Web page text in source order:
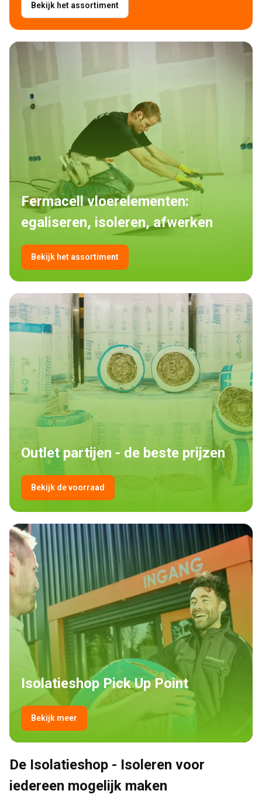
Bekijk het assortiment
Fermacell vloerelementen:
egaliseren, isoleren, afwerken
Bekijk het assortiment
Outlet partijen - de beste prijzen
Bekijk de voorraad
Isolatieshop Pick Up Point
Bekijk meer
De Isolatieshop - Isoleren voor
iedereen mogelijk maken